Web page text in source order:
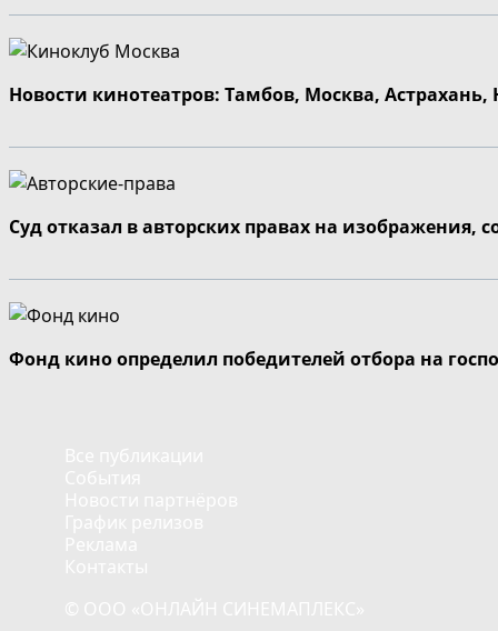
Новости кинотеатров: Тамбов, Москва,
Суд отказал в авторских правах на изображения,
Фонд кино определил победителей отбора на